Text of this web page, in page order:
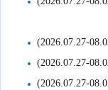
(2026.07.27-
(2026.07.27-
(2026.07.27-